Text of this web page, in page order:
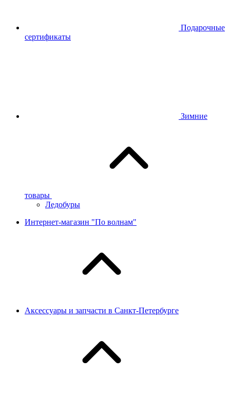
Подарочные
сертификаты
Зимние
товары
Ледобуры
Интернет-магазин "По волнам"
Аксессуары и запчасти в Санкт-Петербурге